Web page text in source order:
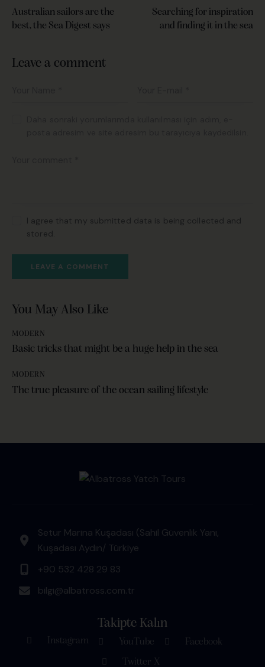
Australian sailors are the
best, the Sea Digest says
Searching for inspiration
and finding it in the sea
Leave a comment
I agree that my submitted data is being collected and
stored.
You May Also Like
MODERN
Basic tricks that might be a huge help in the sea
MODERN
The true pleasure of the ocean sailing lifestyle
Setur Marina Kuşadası (Sahil Güvenlik Yanı,
Kuşadası Aydın/ Türkiye
+90 532 428 29 83
bilgi@albatross.com.tr
Takipte Kalın
Instagram YouTube
Facebook
Twitter X